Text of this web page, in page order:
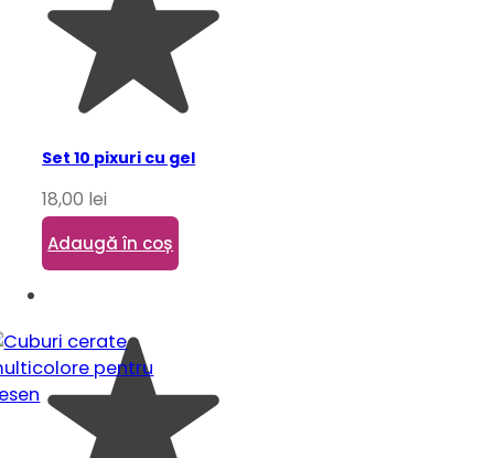
Set 10 pixuri cu gel
18,00 lei
Adaugă în coș